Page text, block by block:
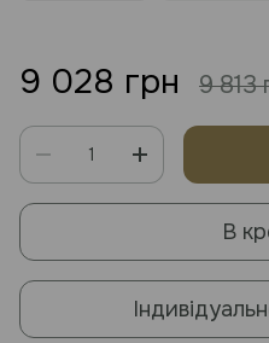
9 028 грн 9 813
В